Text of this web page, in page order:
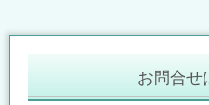
お問合せ